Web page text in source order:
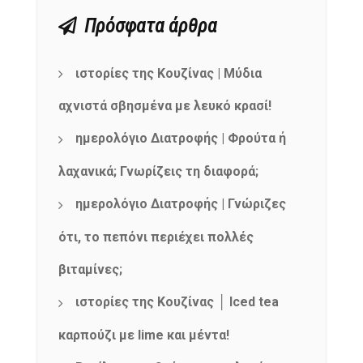
Πρόσφατα άρθρα
ιστορίες της Κουζίνας | Μύδια
αχνιστά σβησμένα με λευκό κρασί!
ημερολόγιο Διατροφής | Φρούτα ή
λαχανικά; Γνωρίζεις τη διαφορά;
ημερολόγιο Διατροφής | Γνώριζες
ότι, το πεπόνι περιέχει πολλές
βιταμίνες;
ιστορίες της Κουζίνας │ Iced tea
καρπούζι με lime και μέντα!